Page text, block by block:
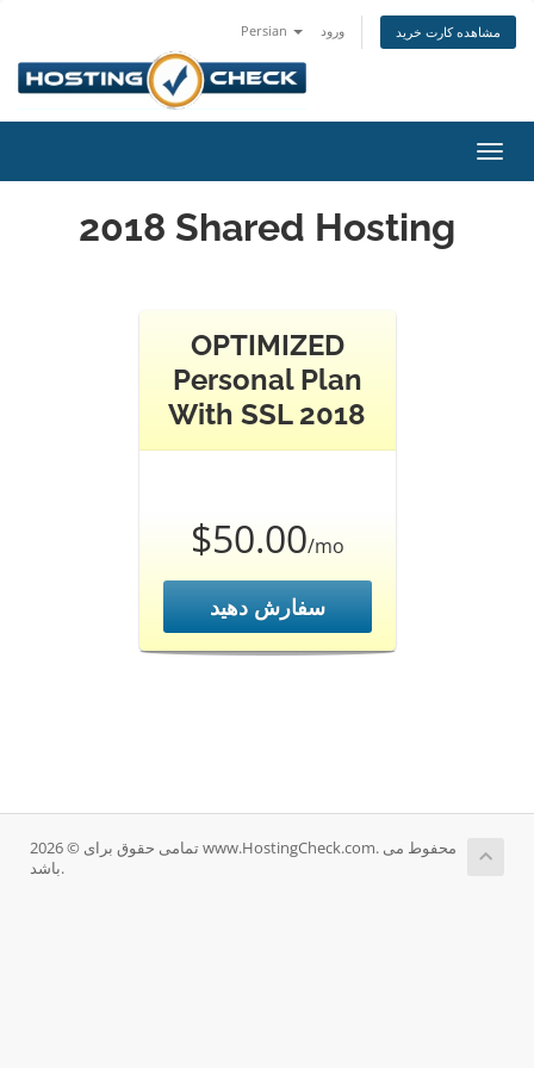
Persian ورود مشاهده کارت خرید
تغییر
2018 Shared Hosting
OPTIMIZED
Personal Plan
With SSL 2018
$50.00/mo
سفارش دهید
تمامی حقوق برای © 2026 www.HostingCheck.com. محفوط می
باشد.